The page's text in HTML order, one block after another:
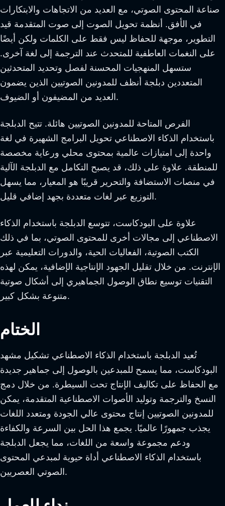
صناعة المحتوى الصوتي، مع العديد من الاتجاهات والابتكارات
في الأفق. أنظمة تحويل الصوت إلى صوت المتقدمة قيد
التطوير، موجهة للحفاظ ليس فقط على الكلمات ولكن أيضًا
على النغمات العاطفية للمتحدث عند الترجمة إلى لغة آخرى.
ستسهل المنهجيات المحسنة لفصل وتحديد المتحدثين
المتعددين دبلجة أنظف للمدونين الصوتيين الذين يضمون
العديد من المضيفون أو الضيوف.
الفرص المتاحة للمدونين الصوتيين هائلة. تتيح الدبلجة
باستخدام الذكاء الاصطناعي تحويل البرامج الشهيرة في لغة
واحدة إلى امتيازات عالمية بمحتوى محلي ورعاية مخصصة
للمنطقة. علاوة على ذلك، قد يصبح التكامل مع الدبلجة الآلية
في منصات الاستضافة والتحرير قريبًا هو المعيار، مما يسهل
التوزيع عبر لغات متعددة بجهد إضافي قليل.
علاوة على البودكاست، تتوسع الدبلجة باستخدام الذكاء
الاصطناعي إلى مجالات أخرى للمحتوى الصوتي، بما في ذلك
الكتب الصوتية، الفعاليات الحية، والدورات التعليمية عبر
الإنترنت. من خلال تقليل الجهود الإنتاجية الإضافية، يمكن لهذه
التقنيات توسيع نطاق الوصول الجماهيري إلى أشكال صوتية
متنوعة بشكل كبير.
الختام
تُعيد الدبلجة باستخدام الذكاء الاصطناعي تشكيل مشهد
البودكاست، مما يسمح للمبدعين بالوصول إلى جماهير جديدة
مع الحفاظ على تكاليف الإنتاج تحت السيطرة. من خلال دمج
النسخ والترجمة وتوليد الأصوات الاصطناعية المتقدمة، يمكن
للمدونين الصوتيين إنتاج محتوى عالي الجودة ومتعدد اللغات
يجذب جمهورًا عالميًا. يجمع هذا الحل بين السرعة والكفاءة
ودعم مجموعة واسعة من اللغات، مما يجعل الدبلجة
باستخدام الذكاء الاصطناعي أداة حيوية لمبدعي المحتوى
الصوتي العصريين.